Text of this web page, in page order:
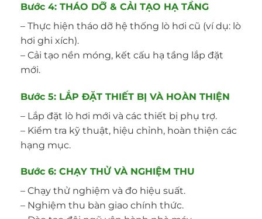
Bước 4: THÁO DỠ & CẢI TẠO HẠ TẦNG
– Thực hiện tháo dỡ hệ thống lò hơi cũ (ví dụ: lò
hơi ghi xích).
– Cải tạo nền móng, kết cấu hạ tầng lắp đặt
mới.
Bước 5: LẮP ĐẶT THIẾT BỊ VÀ HOÀN THIỆN
– Lắp đặt lò hơi mới và các thiết bị phụ trợ.
– Kiểm tra kỹ thuật, hiệu chỉnh, hoàn thiện các
hạng mục.
Bước 6: CHẠY THỬ VÀ NGHIỆM THU
– Chạy thử nghiệm và đo hiệu suất.
– Nghiệm thu bàn giao chính thức.